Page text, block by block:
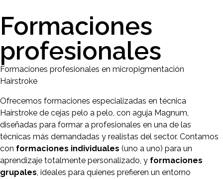
Formaciones
profesionales
Formaciones profesionales en micropigmentación
Hairstroke
Ofrecemos formaciones especializadas en técnica
Hairstroke de cejas pelo a pelo, con aguja Magnum,
diseñadas para formar a profesionales en una de las
técnicas más demandadas y realistas del sector. Contamos
con formaciones individuales (uno a uno) para un
aprendizaje totalmente personalizado, y formaciones
grupales, ideales para quienes prefieren un entorno